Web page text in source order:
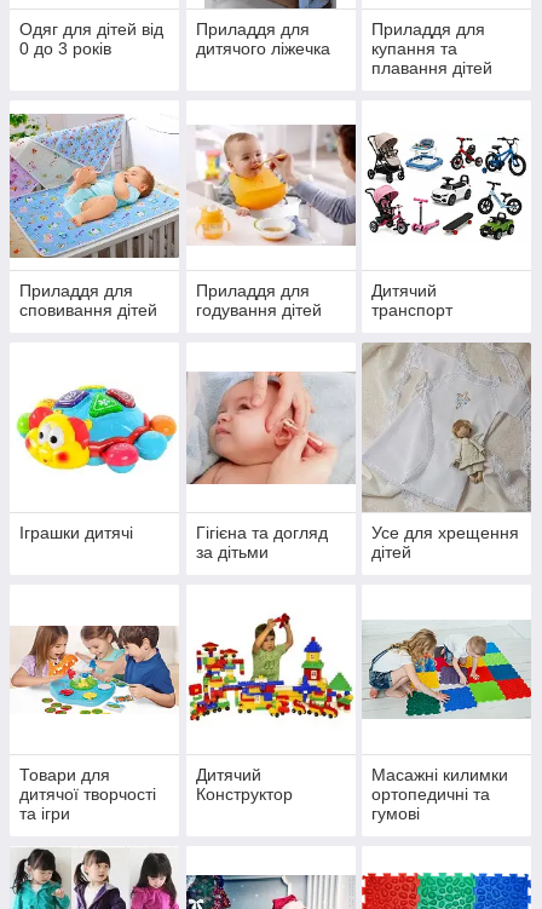
Одяг для дітей від
0 до 3 років
Приладдя для
дитячого ліжечка
Приладдя для
купання та
плавання дітей
Приладдя для
сповивання дітей
Приладдя для
годування дітей
Дитячий
транспорт
Іграшки дитячі
Гігієна та догляд
за дітьми
Усе для хрещення
дітей
Товари для
дитячої творчості
та ігри
Дитячий
Конструктор
Масажні килимки
ортопедичні та
гумові